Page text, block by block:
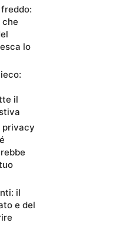
che
lo
il
privacy
il
e del